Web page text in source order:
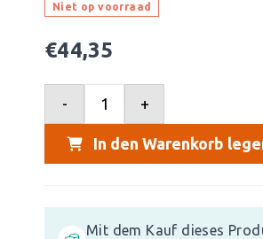
Niet op voorraad
€44,35
- +
In den Warenkorb
Mit dem Kauf dieses